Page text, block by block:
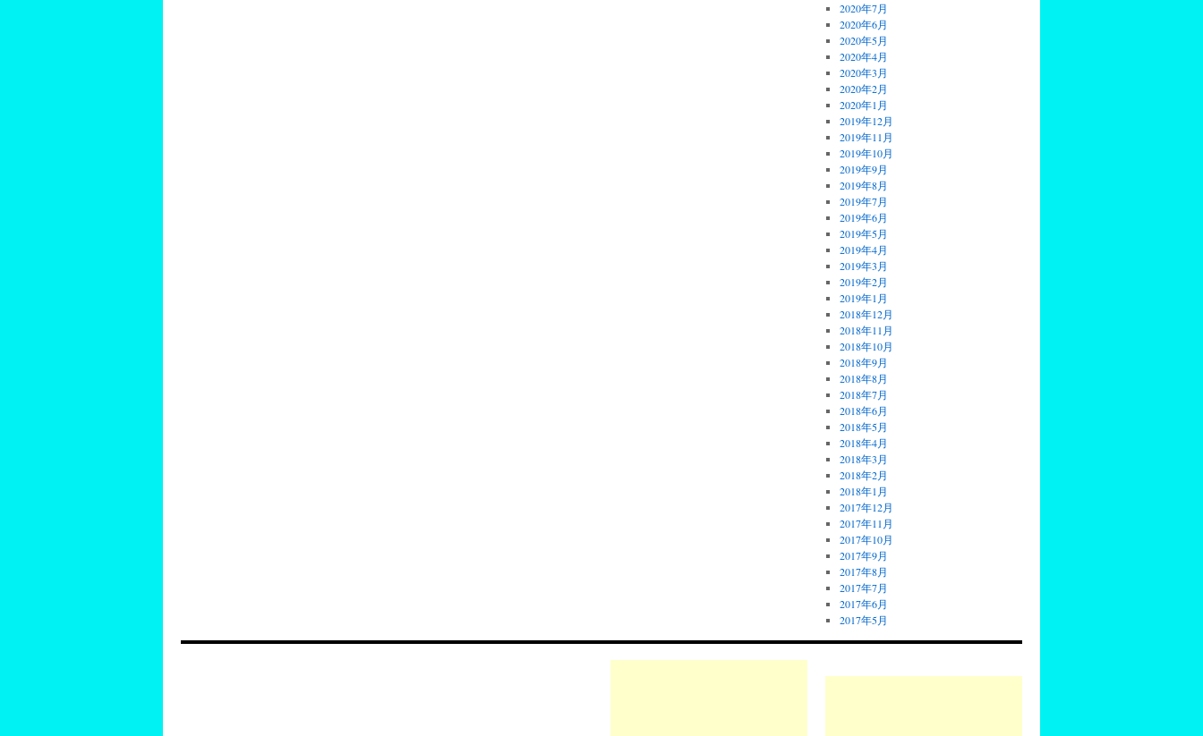
2020年7月
2020年6月
2020年5月
2020年4月
2020年3月
2020年2月
2020年1月
2019年12月
2019年11月
2019年10月
2019年9月
2019年8月
2019年7月
2019年6月
2019年5月
2019年4月
2019年3月
2019年2月
2019年1月
2018年12月
2018年11月
2018年10月
2018年9月
2018年8月
2018年7月
2018年6月
2018年5月
2018年4月
2018年3月
2018年2月
2018年1月
2017年12月
2017年11月
2017年10月
2017年9月
2017年8月
2017年7月
2017年6月
2017年5月